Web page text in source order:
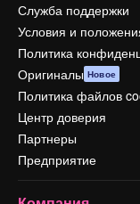
Служба поддержки
Условия и
Политика
Оригиналы Новое
Политика файлов
Центр доверия
Партнеры
Предприятие